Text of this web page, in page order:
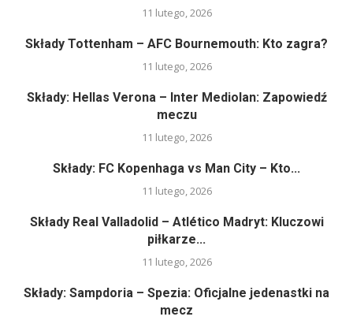
11 lutego, 2026
Składy Tottenham – AFC Bournemouth: Kto zagra?
11 lutego, 2026
Składy: Hellas Verona – Inter Mediolan: Zapowiedź
meczu
11 lutego, 2026
Składy: FC Kopenhaga vs Man City – Kto...
11 lutego, 2026
Składy Real Valladolid – Atlético Madryt: Kluczowi
piłkarze...
11 lutego, 2026
Składy: Sampdoria – Spezia: Oficjalne jedenastki na
mecz